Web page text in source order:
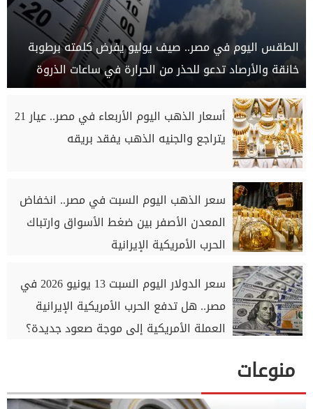
الطقس اليوم في مصر.. صيف يوليو يفرض كلمته برطوبة
خانقة والأرصاد تدعو للحذر من الحرارة في ساعات الذروة
أسعار الذهب اليوم الأربعاء في مصر.. عيار 21
يتراجع والجنيه الذهب يفقد بريقه
سعر الذهب اليوم السبت في مصر.. انخفاض
المعدن الأصفر بين ضغط الأسواق وارتباك
الحرب الأمريكية الإيرانية
سعر الدولار اليوم السبت 13 يونيو 2026 في
مصر.. هل تدفع الحرب الأمريكية الإيرانية
العملة الأمريكية إلى موجة صعود جديدة؟
منوعات